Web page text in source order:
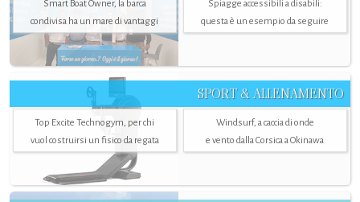
Smart Boat Owner, la barca
condivisa ha un mare di vantaggi
Spiagge accessibili a disabili:
questa è un esempio da seguire
SPORT & ALLENAMENTO
Top Excite Technogym, per chi
vuol costruirsi un fisico da regata
Windsurf, a caccia di onde
e vento dalla Corsica a Okinawa